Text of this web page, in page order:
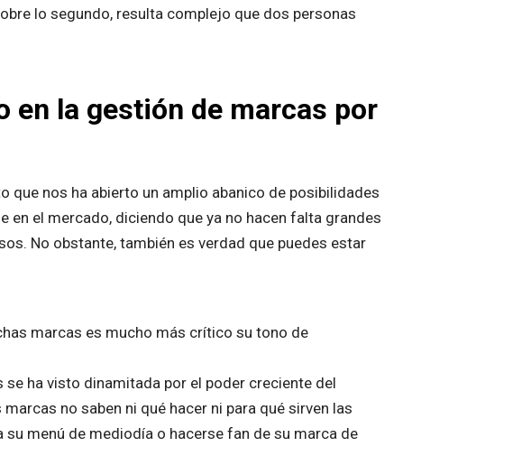
lo segundo, resulta complejo que dos personas
en la gestión de marcas por
que nos ha abierto un amplio abanico de posibilidades
el mercado, diciendo que ya no hacen falta grandes
No obstante, también es verdad que puedes estar
marcas es mucho más crítico su tono de
ha visto dinamitada por el poder creciente del
no saben ni qué hacer ni para qué sirven las
menú de mediodía o hacerse fan de su marca de